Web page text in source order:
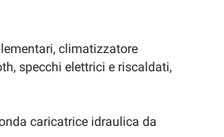
climatizzatore
specchi elettrici e riscaldati,
caricatrice idraulica da